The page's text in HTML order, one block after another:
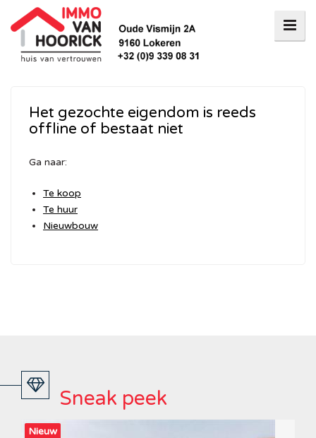
Het gezochte eigendom is reeds
offline of bestaat niet
Ga naar:
Te koop
Te huur
Nieuwbouw
Sneak peek
Nieuw